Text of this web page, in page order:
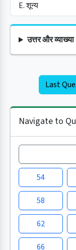
E. शून्य
उत्तर और व्याख्या
Last
Navigate to
54
58
62
66